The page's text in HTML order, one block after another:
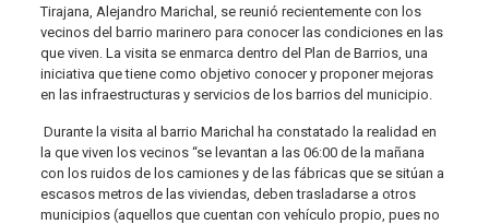
Tirajana, Alejandro Marichal, se reunió recientemente con los
vecinos del barrio marinero para conocer las condiciones en las
que viven. La visita se enmarca dentro del Plan de Barrios, una
iniciativa que tiene como objetivo conocer y proponer mejoras
en las infraestructuras y servicios de los barrios del municipio.
Durante la visita al barrio Marichal ha constatado la realidad en
la que viven los vecinos “se levantan a las 06:00 de la mañana
con los ruidos de los camiones y de las fábricas que se sitúan a
escasos metros de las viviendas, deben trasladarse a otros
municipios (aquellos que cuentan con vehículo propio, pues no